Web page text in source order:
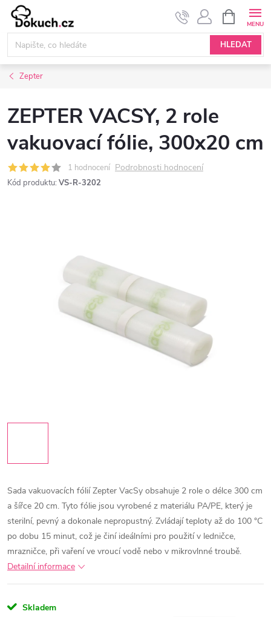
Přejít
obsah
HLEDAT
NÁKUPNÍ
KOŠÍK
Zepter
ZEPTER VACSY, 2 role
vakuovací fólie, 300x20 cm
1 hodnocení Podrobnosti hodnocení
Kód produktu: VS-R-3202
Sada vakuovacích fólií Zepter VacSy obsahuje 2 role o délce 300 cm
a šířce 20 cm. Tyto fólie jsou vyrobené z materiálu PA/PE, který je
sterilní, pevný a dokonale nepropustný. Zvládají teploty až do 100 °C
po dobu 15 minut, což je činí ideálními pro použití v ledničce,
mrazničce, při vaření ve vroucí vodě nebo v mikrovlnné troubě.
Detailní informace
Skladem